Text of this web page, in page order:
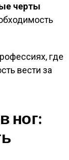
черты
где
вести за
ног: